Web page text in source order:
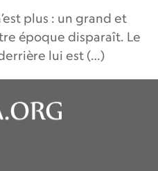
plus : un grand et
époque disparaît. Le
lui est (…)